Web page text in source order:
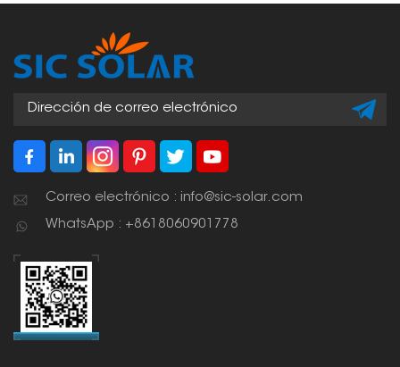
Correo electrónico : info@sic-solar.com
WhatsApp : +8618060901778